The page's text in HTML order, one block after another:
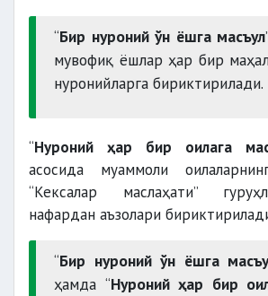
“Бир нуроний ўн ёшга масъул
мувофиқ ёшлар ҳар бир
нуронийларга бириктирилади.
“Нуроний ҳар бир оилага
асосида муаммоли
“Кексалар маслаҳати”
нафардан аъзолари
“Бир нуроний ўн ёшга
ҳамда “Нуроний ҳар бир